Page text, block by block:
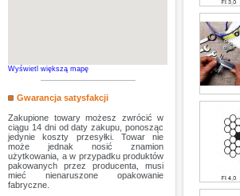
Wyświetl większą mapę
Gwarancja satysfakcji
Zakupione towary możesz zwrócić w
ciągu 14 dni od daty zakupu, ponosząc
jedynie koszty przesyłki. Towar nie
może jednak nosić znamion
użytkowania, a w przypadku produktów
pakowanych przez producenta, musi
mieć nienaruszone opakowanie
fabryczne.